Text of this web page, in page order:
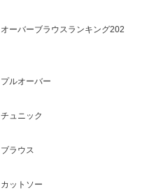
オーバーブラウスランキング202
プルオーバー
チュニック
ブラウス
カットソー